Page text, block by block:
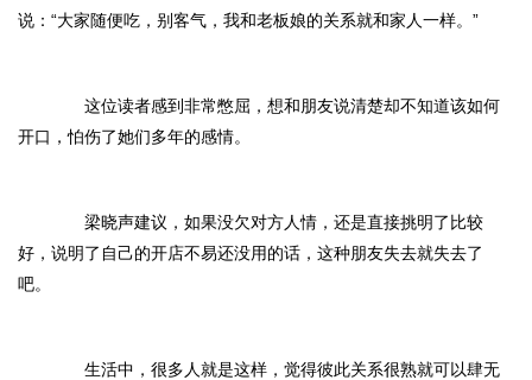
说：“大家随便吃，别客气，我和老板娘的关系就和家人一样。”
这位读者感到非常憋屈，想和朋友说清楚却不知道该如何
开口，怕伤了她们多年的感情。
梁晓声建议，如果没欠对方人情，还是直接挑明了比较
好，说明了自己的开店不易还没用的话，这种朋友失去就失去了
吧。
生活中，很多人就是这样，觉得彼此关系很熟就可以肆无